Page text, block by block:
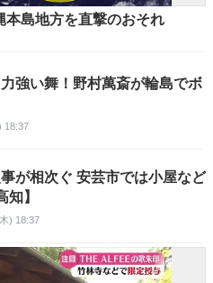
本島地方を直撃のおそれ
強い舞！野村萬斎が輪島でボ
18:37
が相次ぐ 安芸市では小屋など
知】
) 18:37